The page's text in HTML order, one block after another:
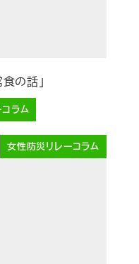
の話」
ラム
女性防災リレーコラム